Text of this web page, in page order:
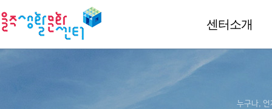
센터소개
누구나, 언